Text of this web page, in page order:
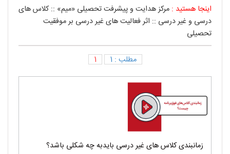
اینجا هستید : مرکز هدایت و پیشرفت تحصیلی «میم» :: کلاس های
درسی و غیر درسی :: اثر فعالیت های غیر درسی بر موفقیت
تحصیلی
1 مطلب : 1
زمانبندی کلاس های غیر درسی بایدبه چه شکلی باشد؟